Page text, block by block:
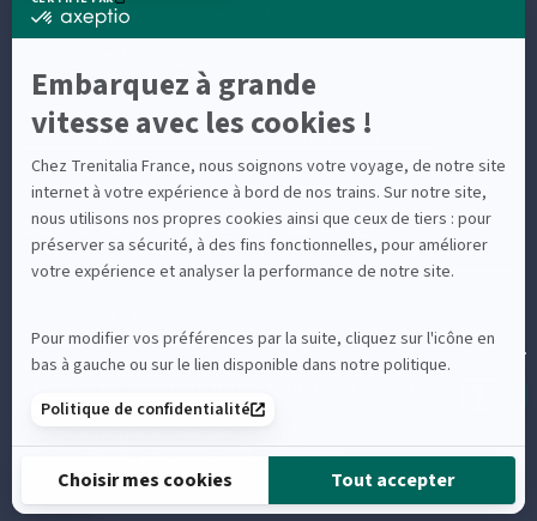
Échanges et remboursements
Questions fréquentes
Nous contacter – Service client Trenitalia France
Suivez-nous
Contacter Trenitalia France : téléphone, email, formulaire
et billetteries
Politique en matière de Cookies
Conditions générales de transport
Accessibilité : partiellement conforme
VAT FR74520287004